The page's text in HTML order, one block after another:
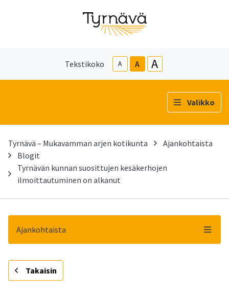
Tekstikoko A A A
Valikko
Tyrnävä – Mukavamman arjen kotikunta
Ajankohtaista
Blogit
Tyrnävän kunnan suosittujen kesäkerhojen
ilmoittautuminen on alkanut
Ajankohtaista
- Takaisin